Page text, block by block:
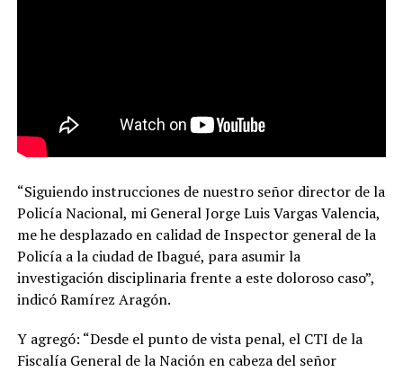
“Siguiendo instrucciones de nuestro señor director de la
Policía Nacional, mi General Jorge Luis Vargas Valencia,
me he desplazado en calidad de Inspector general de la
Policía a la ciudad de Ibagué, para asumir la
investigación disciplinaria frente a este doloroso caso”,
indicó Ramírez Aragón.
Y agregó: “Desde el punto de vista penal, el CTI de la
Fiscalía General de la Nación en cabeza del señor